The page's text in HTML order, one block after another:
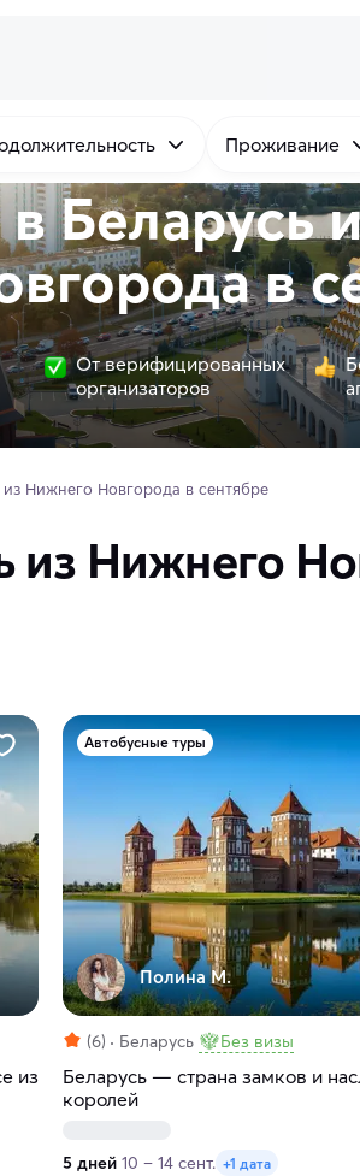
Проживание
Беларусь
в
От верифицированных
организаторов
из Нижнего Новгорода в сентябре
из Нижнего
из
Автобусные туры
Полина М.
(6) Беларусь Без визы
Беларусь — страна замков и
королей
5 дней 10 – 14 сент. +1 дата